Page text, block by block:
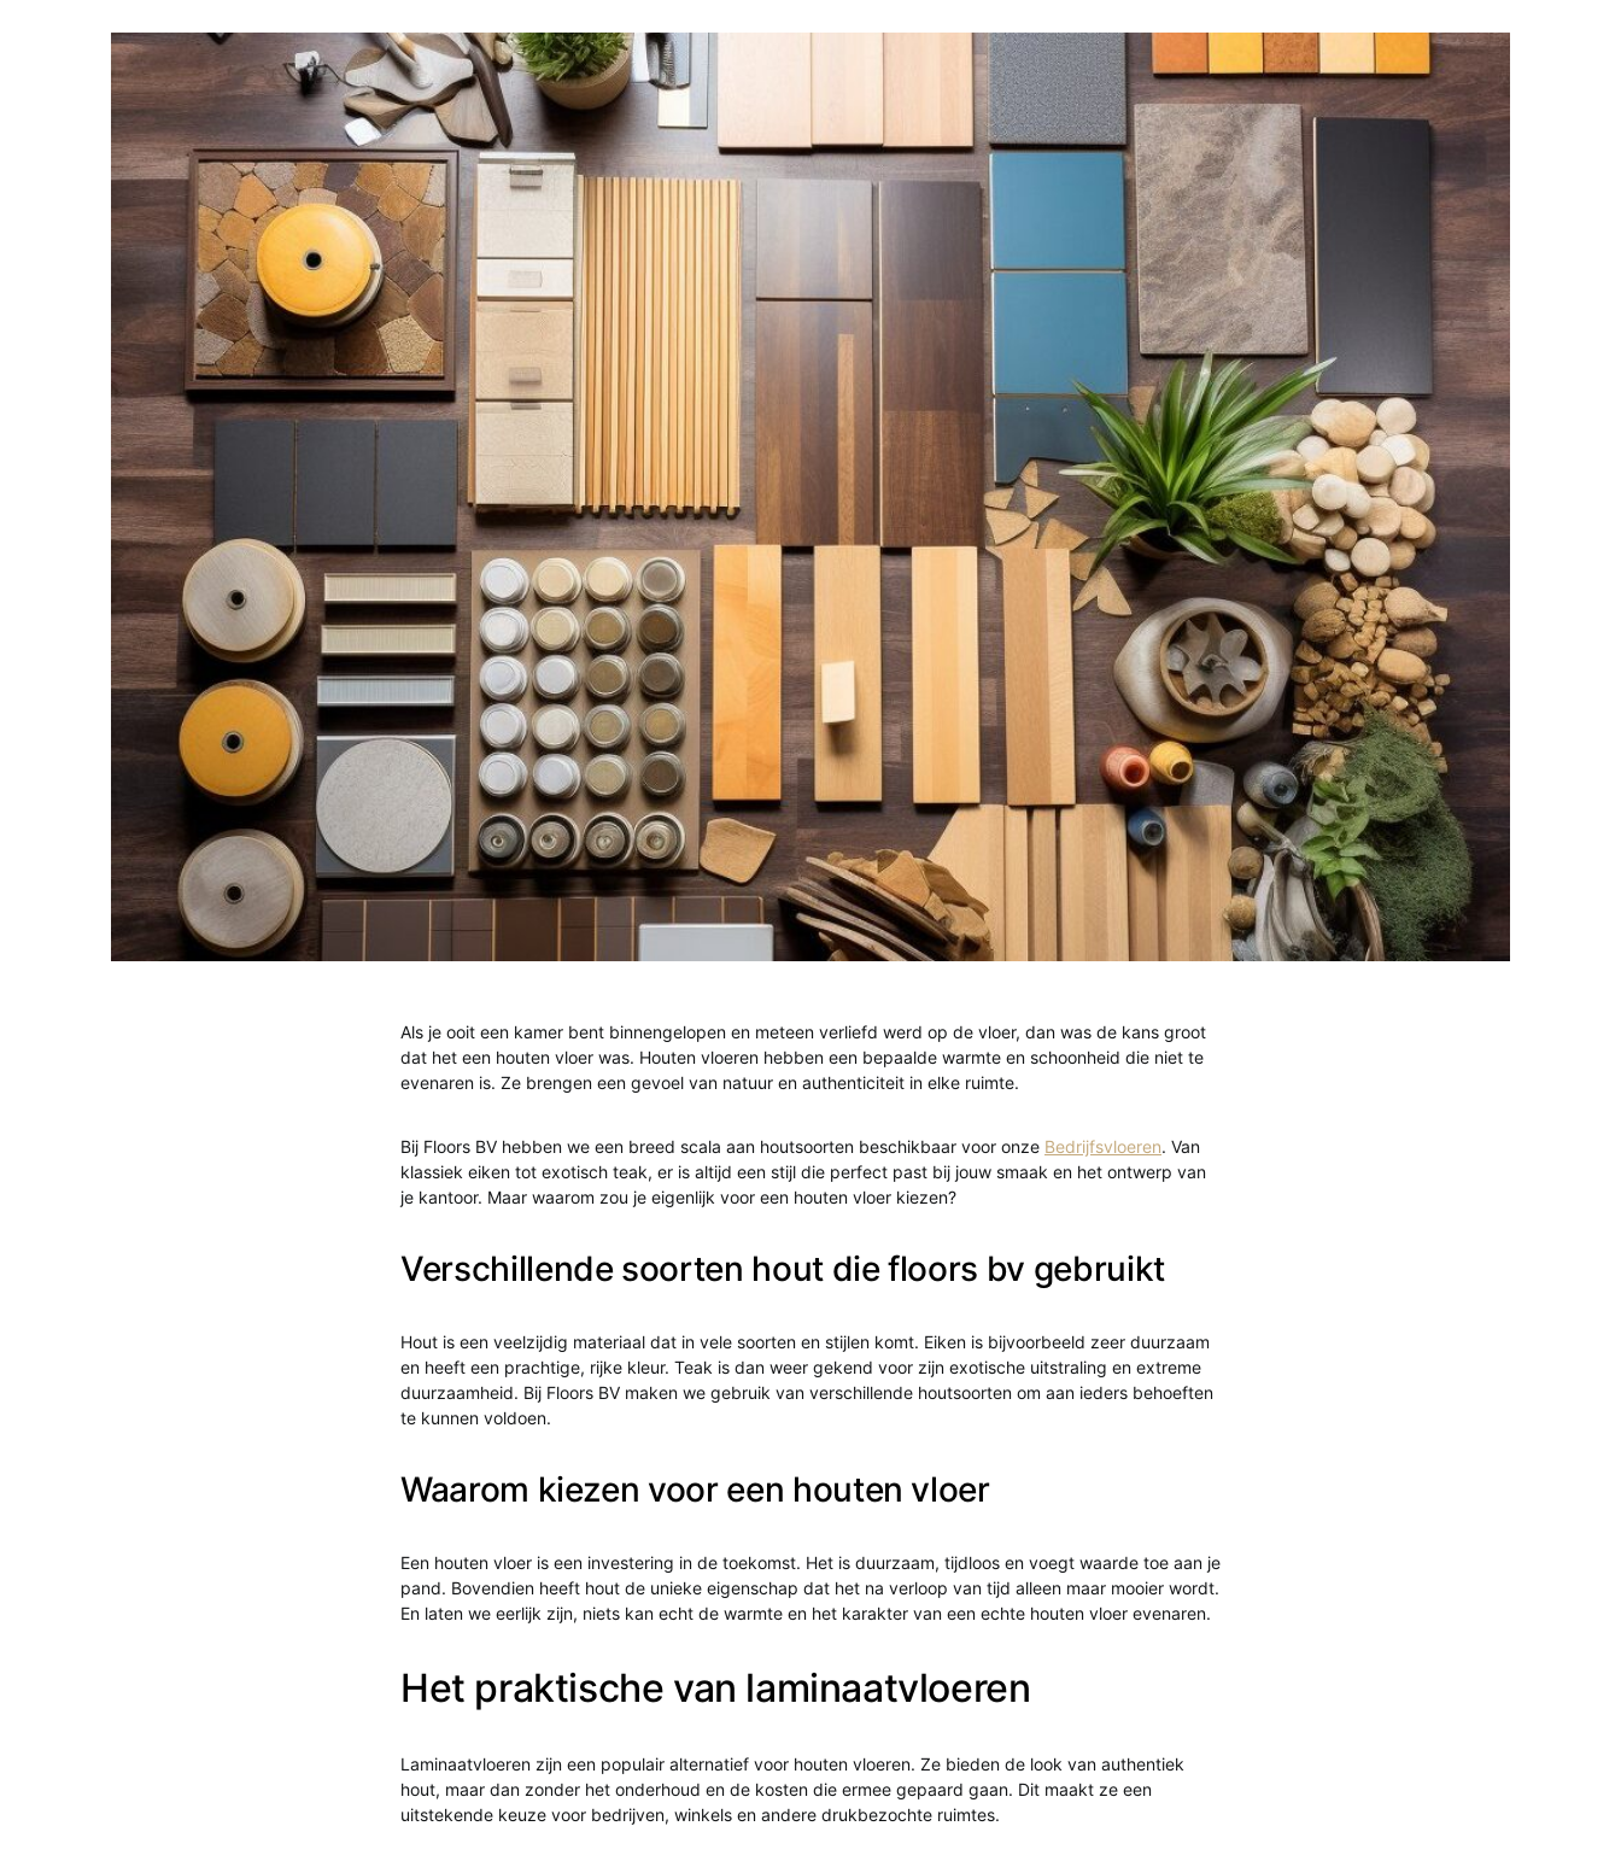
Als je ooit een kamer bent binnengelopen en meteen verliefd werd op de vloer, dan was de kans groot
dat het een houten vloer was. Houten vloeren hebben een bepaalde warmte en schoonheid die niet te
evenaren is. Ze brengen een gevoel van natuur en authenticiteit in elke ruimte.
Bij Floors BV hebben we een breed scala aan houtsoorten beschikbaar voor onze Bedrijfsvloeren. Van
klassiek eiken tot exotisch teak, er is altijd een stijl die perfect past bij jouw smaak en het ontwerp van
je kantoor. Maar waarom zou je eigenlijk voor een houten vloer kiezen?
Verschillende soorten hout die floors bv gebruikt
Hout is een veelzijdig materiaal dat in vele soorten en stijlen komt. Eiken is bijvoorbeeld zeer duurzaam
en heeft een prachtige, rijke kleur. Teak is dan weer gekend voor zijn exotische uitstraling en extreme
duurzaamheid. Bij Floors BV maken we gebruik van verschillende houtsoorten om aan ieders behoeften
te kunnen voldoen.
Waarom kiezen voor een houten vloer
Een houten vloer is een investering in de toekomst. Het is duurzaam, tijdloos en voegt waarde toe aan je
pand. Bovendien heeft hout de unieke eigenschap dat het na verloop van tijd alleen maar mooier wordt.
En laten we eerlijk zijn, niets kan echt de warmte en het karakter van een echte houten vloer evenaren.
Het praktische van laminaatvloeren
Laminaatvloeren zijn een populair alternatief voor houten vloeren. Ze bieden de look van authentiek
hout, maar dan zonder het onderhoud en de kosten die ermee gepaard gaan. Dit maakt ze een
uitstekende keuze voor bedrijven, winkels en andere drukbezochte ruimtes.